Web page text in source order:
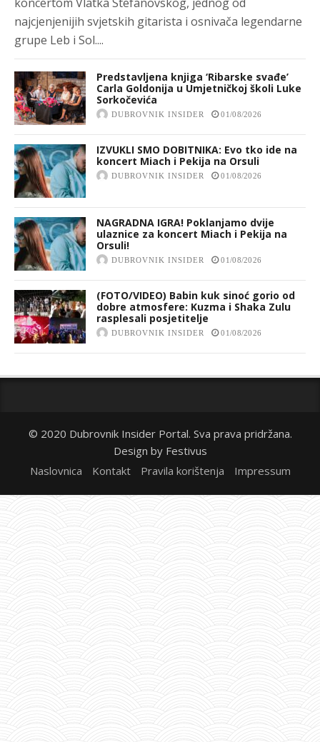
najcjenjenijih svjetskih gitarista i osnivača legendarne
grupe Leb i Sol....
Predstavljena knjiga ‘Ribarske svađe’
Carla Goldonija u Umjetničkoj školi Luke
Sorkočevića
DUBROVNIK INSIDER 01/08/2026
IZVUKLI SMO DOBITNIKA: Evo tko ide na
koncert Miach i Pekija na Orsuli
DUBROVNIK INSIDER 01/08/2026
NAGRADNA IGRA! Poklanjamo dvije
ulaznice za koncert Miach i Pekija na
Orsuli!
DUBROVNIK INSIDER 01/08/2026
(FOTO/VIDEO) Babin kuk sinoć gorio od
dobre atmosfere: Kuzma i Shaka Zulu
rasplesali posjetitelje
DUBROVNIK INSIDER 01/08/2026
© 2020 Dubrovnik Insider Portal. Sva prava pridržana.
Design by Festivus
Naslovnica
Kontakt Pravila korištenja Impressum